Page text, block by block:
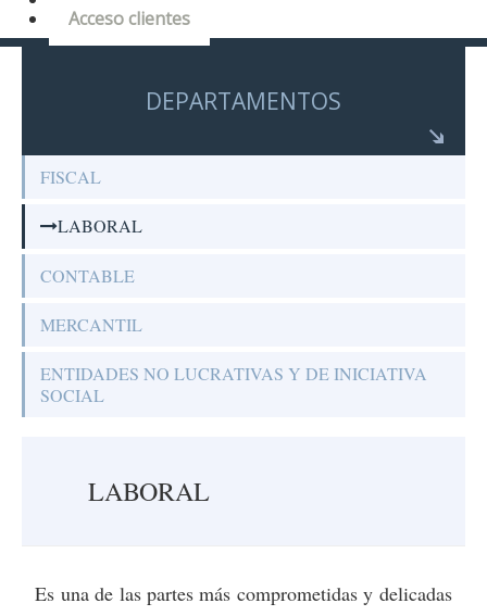
Acceso clientes
DEPARTAMENTOS
FISCAL
LABORAL
CONTABLE
MERCANTIL
ENTIDADES NO LUCRATIVAS Y DE INICIATIVA
SOCIAL
LABORAL
Es una de las partes más comprometidas y delicadas